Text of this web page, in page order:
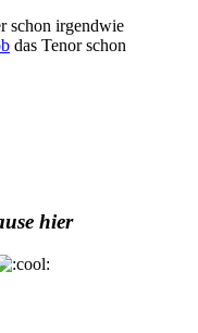
schon irgendwie
das Tenor schon
hier